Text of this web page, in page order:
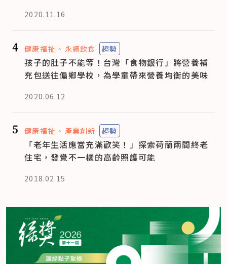
2020.11.16
4 健康福祉 永續飲食 趨勢
孩子的肚子不能等！台灣「食物銀行」將營養補
充包送往偏鄉學校，為學童帶來營養均衡的美味
2020.06.12
5 健康福祉 產業創新 趨勢
「老年生活應當充滿歡笑！」探索荷蘭兩間終老
住宅，發覺不一樣的高齡照護可能
2018.02.15